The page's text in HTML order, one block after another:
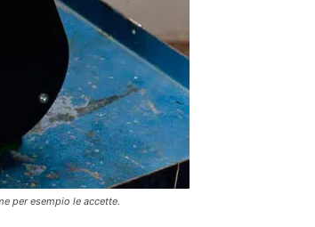
per esempio le accette.